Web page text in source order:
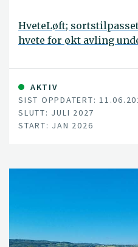
HveteLøft;
hvete for økt avling
AKTIV
SIST OPPDATERT:
SLUTT: JULI 2027
START: JAN 2026